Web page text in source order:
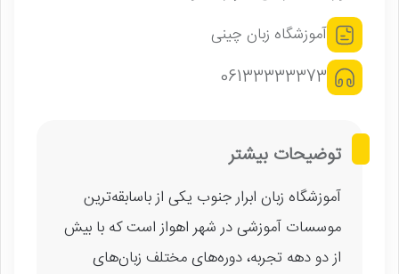
آموزشگاه زبان چینی
06133333373
توضیحات بیشتر
آموزشگاه زبان ابرار جنوب یکی از باسابقه‌ترین
موسسات آموزشی در شهر اهواز است که با بیش
از دو دهه تجربه، دوره‌های مختلف زبان‌های